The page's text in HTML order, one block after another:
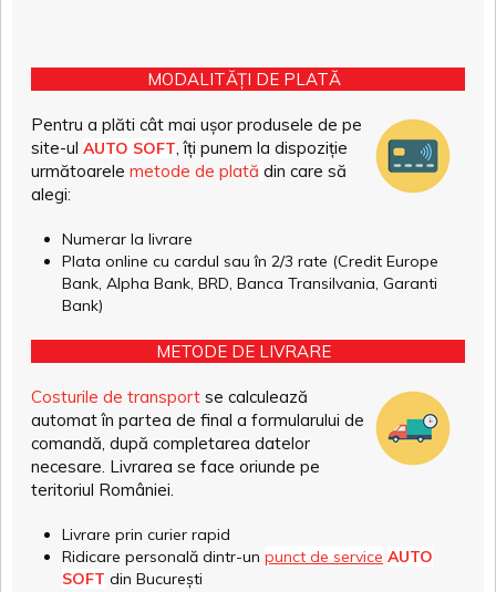
MODALITĂȚI DE PLATĂ
Pentru a plăti cât mai ușor produsele de pe
site-ul AUTO SOFT, îți punem la dispoziție
următoarele metode de plată din care să
alegi:
Numerar la livrare
Plata online cu cardul sau în 2/3 rate (Credit Europe
Bank, Alpha Bank, BRD, Banca Transilvania, Garanti
Bank)
METODE DE LIVRARE
Costurile de transport se calculează
automat în partea de final a formularului de
comandă, după completarea datelor
necesare. Livrarea se face oriunde pe
teritoriul României.
Livrare prin curier rapid
Ridicare personală dintr-un punct de service AUTO
SOFT din București